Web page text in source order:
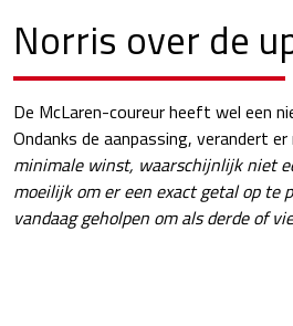
Norris over de
De McLaren-coureur heeft wel een
Ondanks de aanpassing, verandert
minimale winst, waarschijnlijk niet
moeilijk om er een exact getal op te
vandaag geholpen om als derde of